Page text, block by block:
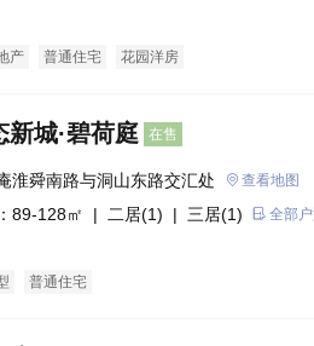
产 普通住宅 花园洋房
新城·碧荷庭 在售
淮舜南路与洞山东路交汇处 查看地图
89-128㎡ | 二居(1) | 三居(1) 全部
普通住宅